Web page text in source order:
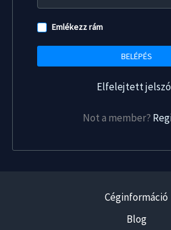
Emlékezz rám
BELÉPÉS
Elfelejtett
Not a member?
Céginformáció
Blog